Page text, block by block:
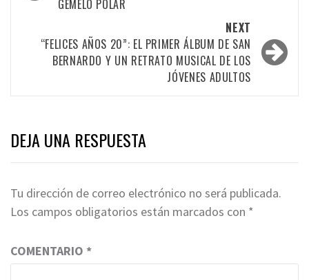
GEMELO POLAR
NEXT
“FELICES AÑOS 20”: EL PRIMER ÁLBUM DE SAN
BERNARDO Y UN RETRATO MUSICAL DE LOS
JÓVENES ADULTOS
DEJA UNA RESPUESTA
Tu dirección de correo electrónico no será publicada.
Los campos obligatorios están marcados con *
COMENTARIO *